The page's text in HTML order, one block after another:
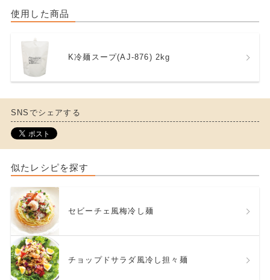
使用した商品
K冷麺スープ(AJ-876) 2kg
SNSでシェアする
似たレシピを探す
セビーチェ風梅冷し麺
チョップドサラダ風冷し担々麺